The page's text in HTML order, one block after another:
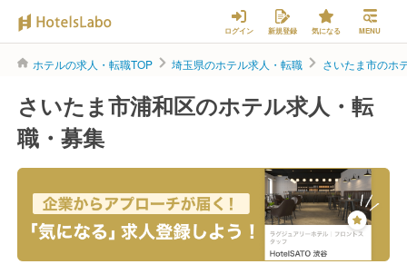
ログイン 新規登録 気になる MENU
ホテルの求人・転職TOP 埼玉県のホテル求人・転職 さいたま市のホ
さいたま市浦和区のホテル求人・転
職・募集